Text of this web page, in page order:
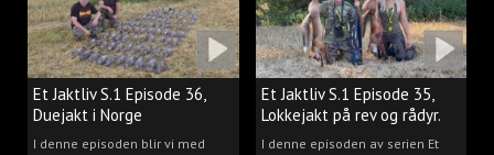
Et Jaktliv S.1 Episode 36,
Duejakt i Norge
I denne episoden blir vi med
Et Jaktliv S.1 Episode 35,
Lokkejakt på rev og rådyr.
I denne episoden av serien Et